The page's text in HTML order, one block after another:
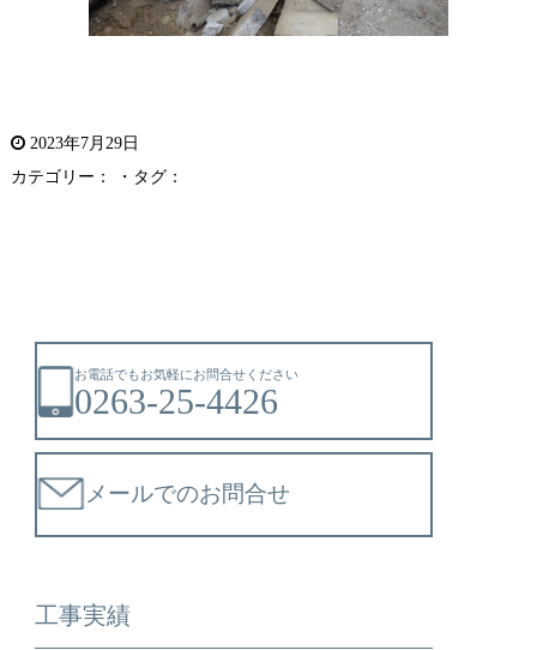
2023年7月29日
カテゴリー： ・タグ：
お電話でもお気軽にお問合せください
0263-25-4426
メールでのお問合せ
工事実績